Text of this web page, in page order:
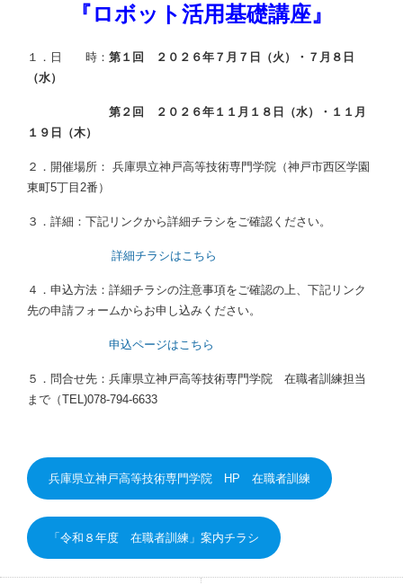
『ロボット活用基礎講座』
１．日 時： 第１回 ２０２６年７月７日（火）・７月８日
（水）
第２回 ２０２６年１１月１８日（水）・１１月
１９日（木）
２．開催場所： 兵庫県立神戸高等技術専門学院（神戸市西区学園
東町5丁目2番）
３．詳細：下記リンクから詳細チラシをご確認ください。
詳細チラシはこちら
４．申込方法：詳細チラシの注意事項をご確認の上、下記リンク
先の申請フォームからお申し込みください。
申込ページはこちら
５．問合せ先：兵庫県立神戸高等技術専門学院 在職者訓練担当
まで（TEL)078-794-6633
兵庫県立神戸高等技術専門学院 HP 在職者訓練
「令和８年度 在職者訓練」案内チラシ